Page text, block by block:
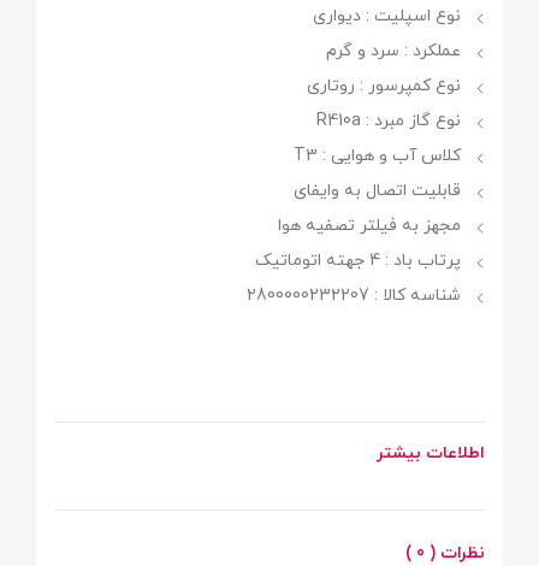
نوع اسپلیت : دیواری
عملکرد : سرد و گرم
نوع کمپرسور : روتاری
نوع گاز مبرد : R410a
کلاس آب و هوایی : T3
قابلیت اتصال به وایفای
مجهز به فیلتر تصفیه هوا
پرتاب باد : 4 جهته اتوماتیک
شناسه کالا : 2800000232207
اطلاعات بیشتر
نظرات ( 0 )